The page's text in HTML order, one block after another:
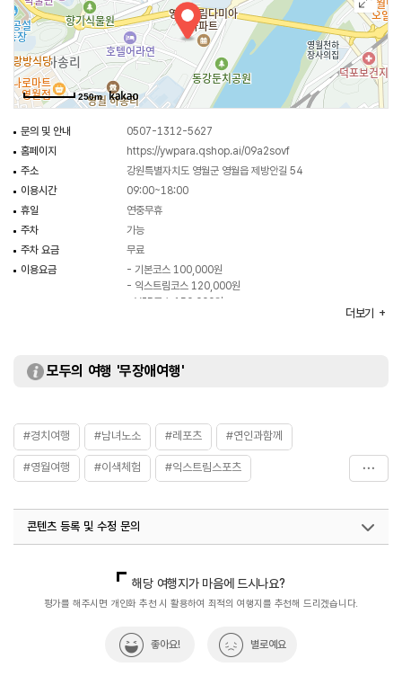
250m
문의 및 안내
0507-1312-5627
홈페이지
https://ywpara.qshop.ai/09a2sovf
주소
강원특별자치도 영월군 영월읍 제방안길 54
이용시간
09:00~18:00
휴일
연중무휴
주차
가능
주차 요금
무료
이용요금
- 기본코스 100,000원
- 익스트림코스 120,000원
- VIP코스 150,000원
더보기
모두의 여행 '무장애여행'
#경치여행 #남녀노소 #레포츠 #연인과함께
#영월여행 #이색체험 #익스트림스포츠
콘텐츠 등록 및 수정 문의
해당 여행지가 마음에 드시나요?
평가를 해주시면 개인화 추천 시 활용하여 최적의 여행지를 추천해 드리겠습니다.
좋아요! 별로예요